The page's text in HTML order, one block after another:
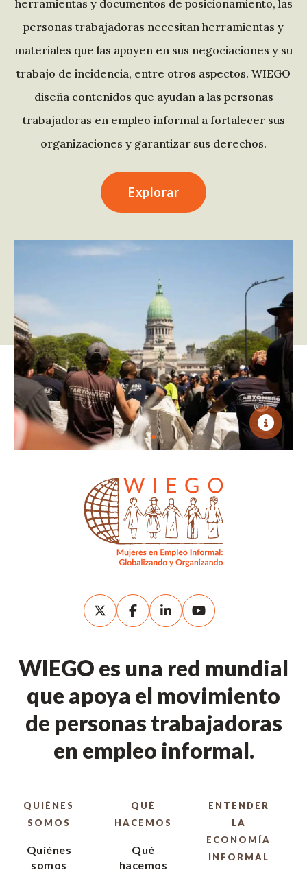
herramientas y documentos de posicionamiento, las
personas trabajadoras necesitan herramientas y
materiales que las apoyen en sus negociaciones y su
trabajo de incidencia, entre otros aspectos. WIEGO
diseña contenidos que ayudan a las personas
trabajadoras en empleo informal a fortalecer sus
organizaciones y garantizar sus derechos.
Explorar
WIEGO es una red mundial
que apoya el movimiento
de personas trabajadoras
en empleo informal.
QUIÉNES
SOMOS
Quiénes
somos
QUÉ
HACEMOS
Qué
hacemos
ENTENDER
LA
ECONOMÍA
INFORMAL